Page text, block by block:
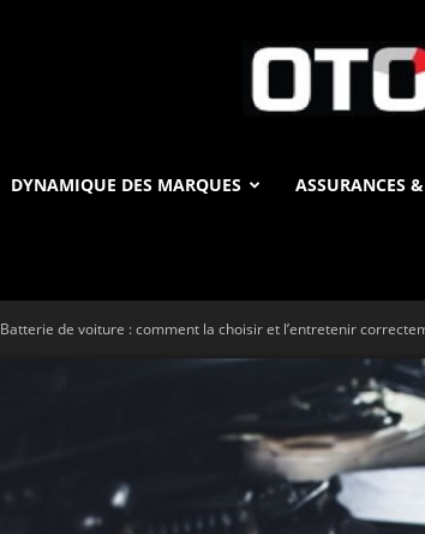
DYNAMIQUE DES MARQUES ASSURANCES
Batterie de voiture : comment la choisir et l’entretenir